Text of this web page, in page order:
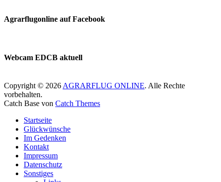
Agrarflugonline auf Facebook
Webcam EDCB aktuell
Copyright © 2026AGRARFLUG ONLINE. Alle Rechte
vorbehalten.
Catch Base von Catch Themes
oben
scrollen
Startseite
Glückwünsche
Im Gedenken
Kontakt
Impressum
Datenschutz
Sonstiges